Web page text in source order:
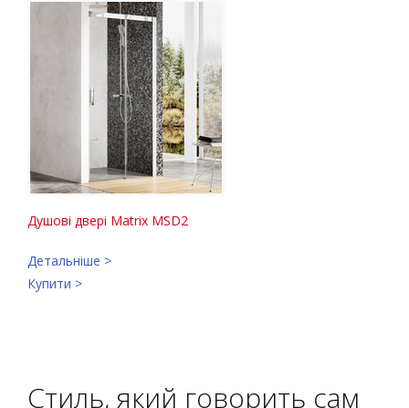
Душові двері Matrix MSD2
Детальніше >
Купити >
Стиль, який говорить сам